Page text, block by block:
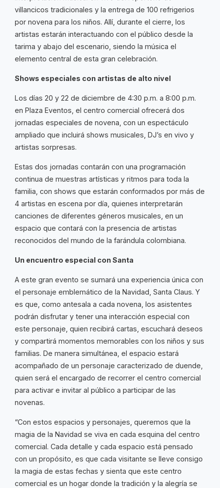
villancicos tradicionales y la entrega de 100 refrigerios
por novena para los niños. Allí, durante el cierre, los
artistas estarán interactuando con el público desde la
tarima y abajo del escenario, siendo la música el
elemento central de esta gran celebración.
Shows especiales con artistas de alto nivel
Los días 20 y 22 de diciembre de 4:30 p.m. a 8:00 p.m.
en Plaza Eventos, el centro comercial ofrecerá dos
jornadas especiales de novena, con un espectáculo
ampliado que incluirá shows musicales, DJ’s en vivo y
artistas sorpresas.
Estas dos jornadas contarán con una programación
continua de muestras artísticas y ritmos para toda la
familia, con shows que estarán conformados por más de
4 artistas en escena por día, quienes interpretarán
canciones de diferentes géneros musicales, en un
espacio que contará con la presencia de artistas
reconocidos del mundo de la farándula colombiana.
Un encuentro especial con Santa
A este gran evento se sumará una experiencia única con
el personaje emblemático de la Navidad, Santa Claus. Y
es que, como antesala a cada novena, los asistentes
podrán disfrutar y tener una interacción especial con
este personaje, quien recibirá cartas, escuchará deseos
y compartirá momentos memorables con los niños y sus
familias. De manera simultánea, el espacio estará
acompañado de un personaje caracterizado de duende,
quien será el encargado de recorrer el centro comercial
para activar e invitar al público a participar de las
novenas.
“Con estos espacios y personajes, queremos que la
magia de la Navidad se viva en cada esquina del centro
comercial. Cada detalle y cada espacio está pensado
con un propósito, es que cada visitante se lleve consigo
la magia de estas fechas y sienta que este centro
comercial es un hogar donde la tradición y la alegría se